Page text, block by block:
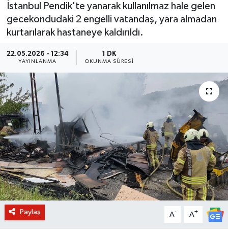
İstanbul Pendik'te yanarak kullanılmaz hale gelen
gecekondudaki 2 engelli vatandaş, yara almadan
kurtarılarak hastaneye kaldırıldı.
22.05.2026 - 12:34
YAYINLANMA
1 DK
OKUNMA SÜRESI
Paylaş A- A+
MAGAZİN
KÜLTÜR SANAT
SAĞLIK
BİLİM VE TEKNOLOJİ
OTOMOBİL
KURUMSAL
Son Dakika Haberleri
Haber Arşivi